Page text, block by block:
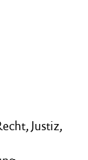
Justiz,